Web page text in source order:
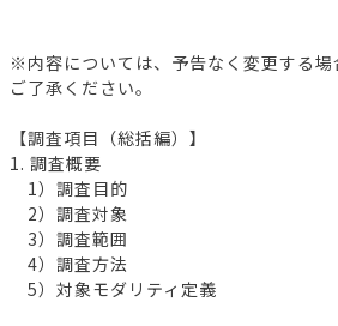
※内容については、予告なく変更する場
ご了承ください。
【調査項目（総括編）】
1. 調査概要
1）調査目的
2）調査対象
3）調査範囲
4）調査方法
5）対象モダリティ定義